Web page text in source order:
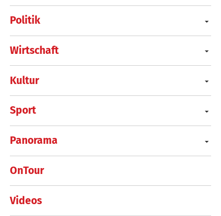
Politik
Wirtschaft
Kultur
Sport
Panorama
OnTour
Videos